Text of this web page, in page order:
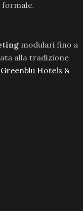
modulari fino a
alla tradizione
Greenblu Hotels &